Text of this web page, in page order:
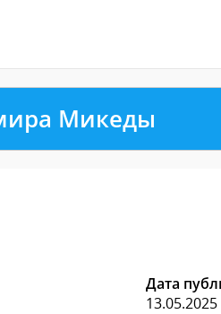
Микеды
Дата
13.05.2025